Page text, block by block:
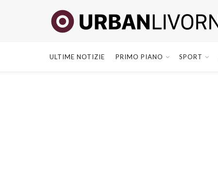
ULTIME NOTIZIE PRIMO PIANO SPORT